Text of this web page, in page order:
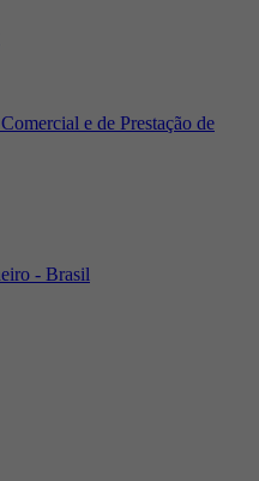
e de Prestação de
- Brasil